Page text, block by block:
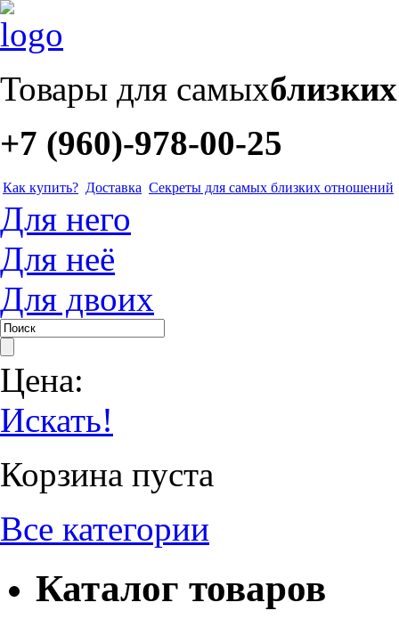
Товары для самых
+7 (960)-978-00-25
Как купить? Доставка Секреты для самых близких отношений
Для него
Для неё
Для двоих
Цена:
Искать!
Корзина пуста
Все категории
Каталог товаров